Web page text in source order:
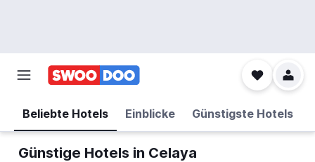
Beliebte Hotels Einblicke Günstigste Hotels
Günstige Hotels in Celaya